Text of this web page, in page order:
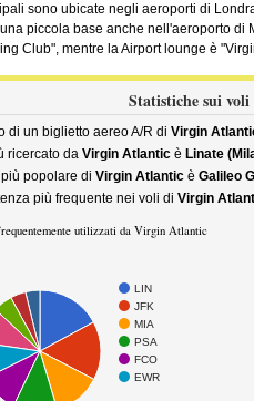
sono ubicate negli aeroporti di
piccola base anche nell'aeroporto di
Club", mentre la Airport lounge è
Statistiche sui
di un biglietto aereo A/R di Virgin
ricercato da Virgin Atlanticè Linate
popolare di Virgin Atlanticè Galileo
più frequente nei voli di Virgin
utilizzati da Virgin Atlantic
LIN
JFK
MIA
PSA
FCO
EWR